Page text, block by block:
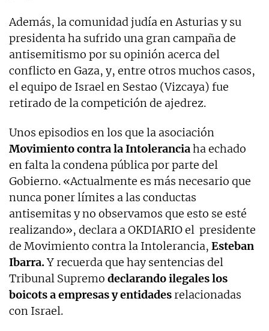
Además, la comunidad judía en Asturias y su
presidenta ha sufrido una gran campaña de
antisemitismo por su opinión acerca del
conflicto en Gaza, y, entre otros muchos casos,
el equipo de Israel en Sestao (Vizcaya) fue
retirado de la competición de ajedrez.
Unos episodios en los que la asociación
Movimiento contra la Intoleranciaha echado
en falta la condena pública por parte del
Gobierno. «Actualmente es más necesario que
nunca poner límites a las conductas
antisemitas y no observamos que esto se esté
realizando», declara a OKDIARIO el presidente
de Movimiento contra la Intolerancia, Esteban
Ibarra.Y recuerda que hay sentencias del
Tribunal Supremo declarando ilegales los
boicots a empresas y entidadesrelacionadas
con Israel.